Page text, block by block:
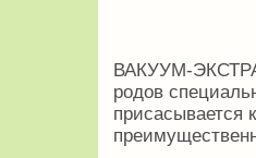
ВАКУУМ-
родов
присасывается